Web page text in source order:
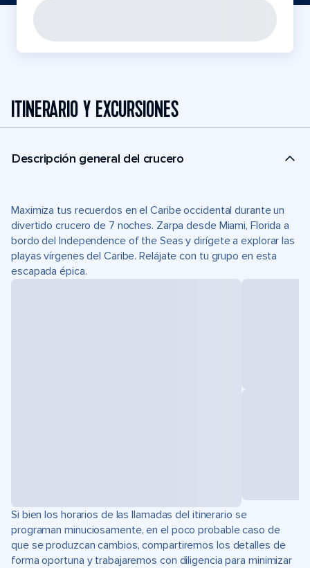
ITINERARIO Y EXCURSIONES
Descripción general del crucero
Maximiza tus recuerdos en el Caribe occidental durante un
divertido crucero de 7 noches. Zarpa desde Miami, Florida a
bordo del Independence of the Seas y dirígete a explorar las
playas vírgenes del Caribe. Relájate con tu grupo en esta
escapada épica.
Si bien los horarios de las llamadas del itinerario se
programan minuciosamente, en el poco probable caso de
que se produzcan cambios, compartiremos los detalles de
forma oportuna y trabajaremos con diligencia para minimizar